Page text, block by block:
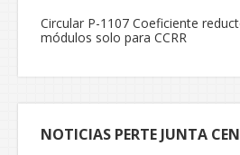
Circular P-1107 Coeficiente
módulos solo para CCRR
NOTICIAS PERTE JUNTA